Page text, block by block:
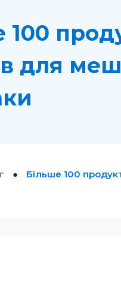
100
для
●
Більше 100